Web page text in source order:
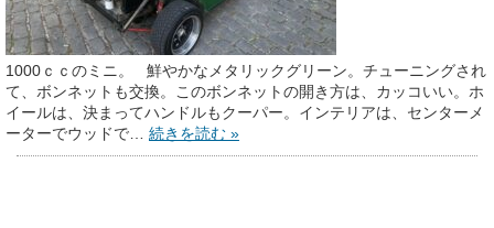
1000ｃｃのミニ。 鮮やかなメタリックグリーン。チューニングされ
て、ボンネットも交換。このボンネットの開き方は、カッコいい。ホ
イールは、決まってハンドルもクーパー。インテリアは、センターメ
ーターでウッドで… 続きを読む »